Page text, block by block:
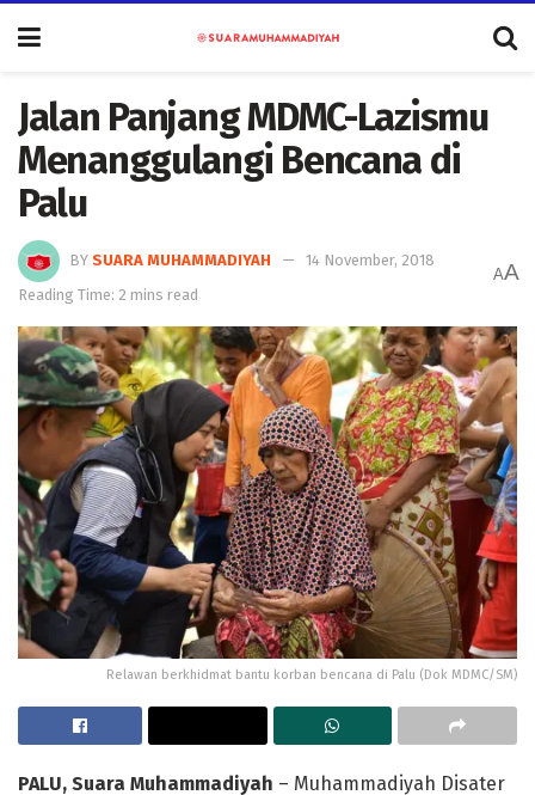
Jalan Panjang MDMC-Lazismu
Menanggulangi Bencana di
Palu
BY SUARA MUHAMMADIYAH
14 November, 2018
Reading Time: 2 mins read
AA
Relawan berkhidmat bantu korban bencana di Palu (Dok MDMC/SM)
PALU, Suara Muhammadiyah – Muhammadiyah Disater